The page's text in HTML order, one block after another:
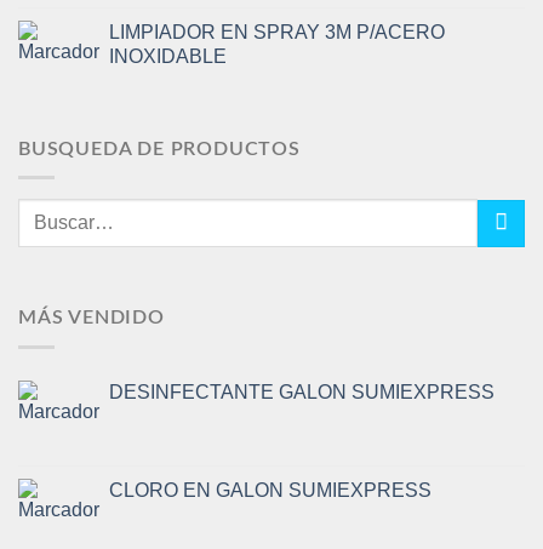
LIMPIADOR EN SPRAY 3M P/ACERO
INOXIDABLE
BUSQUEDA DE PRODUCTOS
Buscar
MÁS VENDIDO
DESINFECTANTE GALON SUMIEXPRESS
CLORO EN GALON SUMIEXPRESS